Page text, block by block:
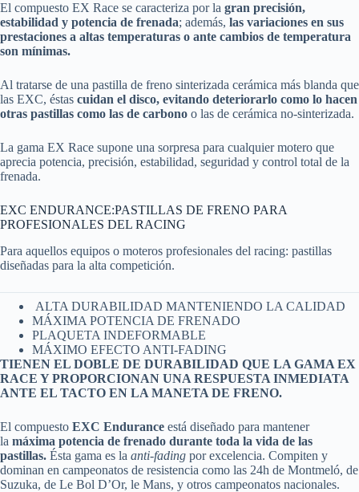
El compuesto EX Race se caracteriza por la gran precisión,
estabilidad y potencia de frenada; además, las variaciones en sus
prestaciones a altas temperaturas o ante cambios de temperatura
son mínimas.
Al tratarse de una pastilla de freno sinterizada cerámica más blanda que
las EXC, éstas cuidan el disco, evitando deteriorarlo como lo hacen
otras pastillas como las de carbono o las de cerámica no-sinterizada.
La gama EX Race supone una sorpresa para cualquier motero que
aprecia potencia, precisión, estabilidad, seguridad y control total de la
frenada.
EXC ENDURANCE:PASTILLAS DE FRENO PARA
PROFESIONALES DEL RACING
Para aquellos equipos o moteros profesionales del racing: pastillas
diseñadas para la alta competición.
ALTA DURABILIDAD MANTENIENDO LA CALIDAD
MÁXIMA POTENCIA DE FRENADO
PLAQUETA INDEFORMABLE
MÁXIMO EFECTO ANTI-FADING
TIENEN EL DOBLE DE DURABILIDAD QUE LA GAMA EX
RACE Y PROPORCIONAN UNA RESPUESTA INMEDIATA
ANTE EL TACTO EN LA MANETA DE FRENO.
El compuesto EXC Endurance está diseñado para mantener
la máxima potencia de frenado durante toda la vida de las
pastillas. Ésta gama es la anti-fading por excelencia. Compiten y
dominan en campeonatos de resistencia como las 24h de Montmeló, de
Suzuka, de Le Bol D’Or, le Mans, y otros campeonatos nacionales.